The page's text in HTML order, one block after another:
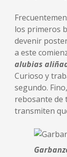
los primeros
devenir
a este
alubias
Curioso y
segundo.
rebosante de
transmiten